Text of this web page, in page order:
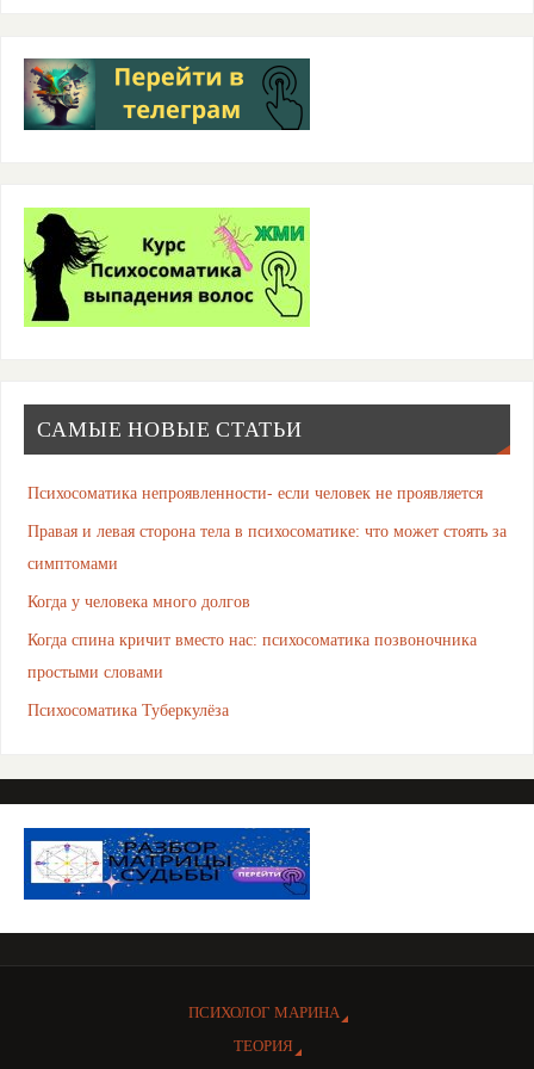
САМЫЕ НОВЫЕ СТАТЬИ
Психосоматика непроявленности- если человек не проявляется
Правая и левая сторона тела в психосоматике: что может стоять за
симптомами
Когда у человека много долгов
Когда спина кричит вместо нас: психосоматика позвоночника
простыми словами
Психосоматика Туберкулёза
ПСИХОЛОГ МАРИНА
ТЕОРИЯ